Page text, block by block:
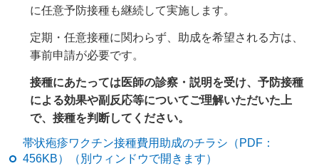
に任意予防接種も継続して実施します。
定期・任意接種に関わらず、助成を希望される方は、
事前申請が必要です。
接種にあたっては医師の診察・説明を受け、予防接種
による効果や副反応等についてご理解いただいた上
で、接種を判断してください。
帯状疱疹ワクチン接種費用助成のチラシ（PDF：
456KB）（別ウィンドウで開きます）